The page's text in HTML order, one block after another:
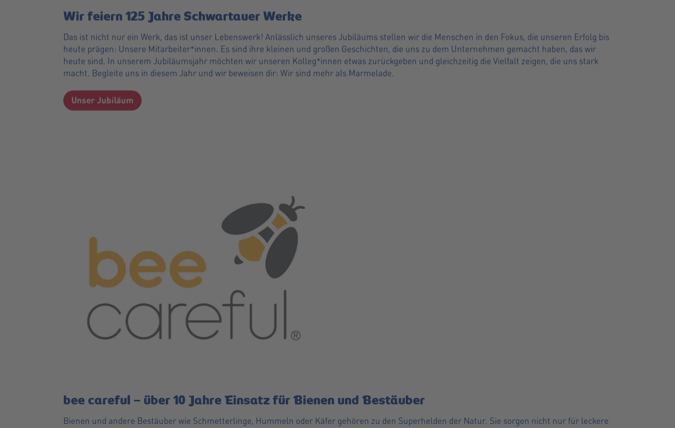
Wir feiern 125 Jahre Schwartauer Werke
Das ist nicht nur ein Werk, das ist unser Lebenswerk! Anlässlich unseres Jubiläums stellen wir die Menschen in den Fokus, die unseren Erfolg bis
heute prägen: Unsere Mitarbeiter*innen. Es sind ihre kleinen und großen Geschichten, die uns zu dem Unternehmen gemacht haben, das wir
heute sind. In unserem Jubiläumsjahr möchten wir unseren Kolleg*innen etwas zurückgeben und gleichzeitig die Vielfalt zeigen, die uns stark
macht. Begleite uns in diesem Jahr und wir beweisen dir: Wir sind mehr als Marmelade.
Unser Jubiläum
bee careful – über 10 Jahre Einsatz für Bienen und Bestäuber
Bienen und andere Bestäuber wie Schmetterlinge, Hummeln oder Käfer gehören zu den Superhelden der Natur. Sie sorgen nicht nur für leckere